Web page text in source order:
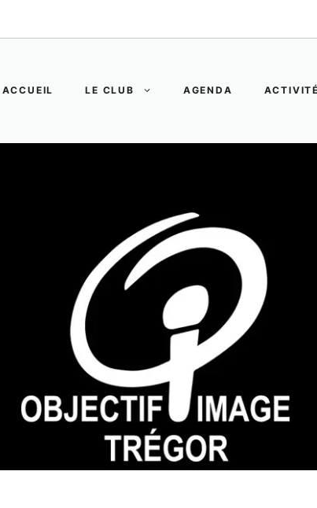
ACCUEIL LE CLUB AGENDA